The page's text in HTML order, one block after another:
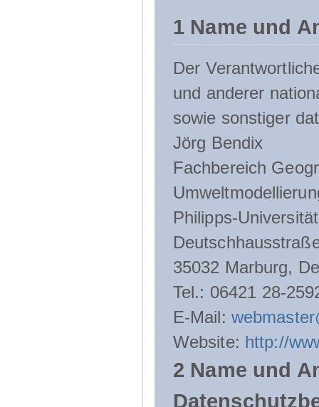
1 Name und
Der
und anderer
sowie sonstiger
Jörg Bendix
Fachbereich
Philipps-
35032 Marburg,
Tel.: 06421 28-
E-Mail:
Website: http://
2 Name und